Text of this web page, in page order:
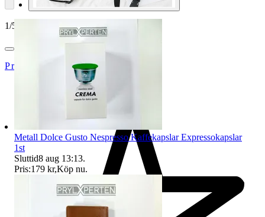
1/5
Prylxperten
Metall Dolce Gusto Nespresso Kaffekapslar Expressokapslar
1st
Sluttid8 aug 13:13.
Pris:179 kr,Köp nu.